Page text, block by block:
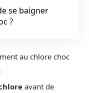
se baigner
?
au chlore choc
avant de